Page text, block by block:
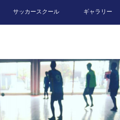
サッカースクール ギャラリー